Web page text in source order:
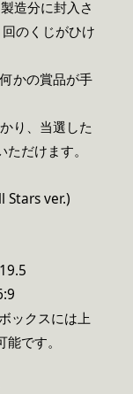
造分に封入さ
のくじがひけ
かの賞品が手
り、当選した
だけます。
Stars ver.)
ックスには上
です。